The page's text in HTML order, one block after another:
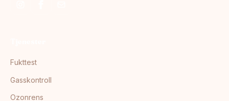
Fukttest
Gasskontroll
Ozonrens